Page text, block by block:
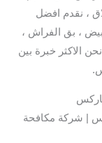
، نقدم افضل
، بق الفراش ،
الاكثر خبرة بين
| شركة مكافحة